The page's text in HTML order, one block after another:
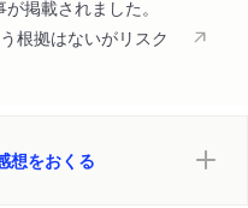
／健康被害が報告されたら
掲載されました。
根拠はないがリスク
掲載されました。
…小林製薬「紅麹サプ
想をおくる